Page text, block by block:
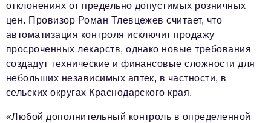
Авторские материалы
Видео
Телефон редакции:
отклонениях от предельно допустимых розничных
цен. Провизор Роман Тлевцежев считает, что
автоматизация контроля исключит продажу
просроченных лекарств, однако новые требования
создадут технические и финансовые сложности для
небольших независимых аптек, в частности, в
сельских округах Краснодарского края.
«Любой дополнительный контроль в определенной